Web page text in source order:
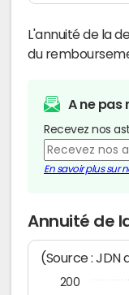
L'annuité de la
du
A ne pas
Recevez nos
En savoir plus sur
Annuité de
(Source : JDN
200